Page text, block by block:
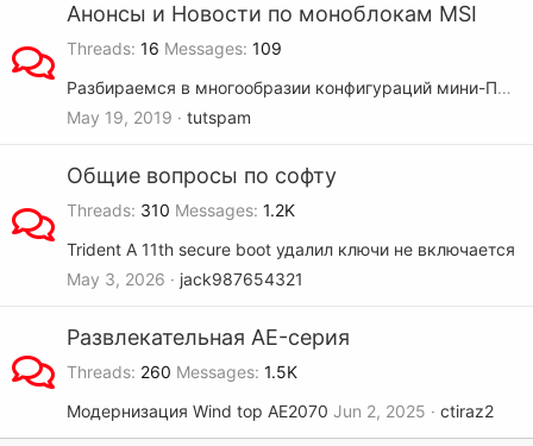
Анонсы и Новости по моноблокам MSI
Threads 16 Messages 109
Разбираемся в многообразии конфигураций мини-ПК MSI Cubi 3 Silent (S)
May 19, 2019
tutspam
Общие вопросы по софту
Threads 310 Messages 1.2K
Trident A 11th secure boot удалил ключи не включается
May 3, 2026
jack987654321
Развлекательная AE-серия
Threads 260 Messages 1.5K
Модернизация Wind top AE2070 Jun 2, 2025 ctiraz2